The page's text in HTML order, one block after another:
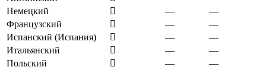
Немецкий
—
—
Французский
—
—
Испанский (Испания)
—
—
Итальянский
—
—
Польский
—
—